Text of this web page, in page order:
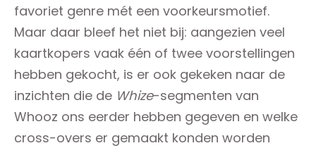
favoriet genre mét een voorkeursmotief.
Maar daar bleef het niet bij: aangezien veel
kaartkopers vaak één of twee voorstellingen
hebben gekocht, is er ook gekeken naar de
inzichten die de Whize-segmenten van
Whooz ons eerder hebben gegeven en welke
cross-overs er gemaakt konden worden